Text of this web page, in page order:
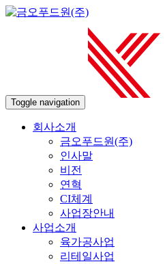
Toggle navigation
회사소개
금오푸드원(주)
인사말
비전
연혁
CI체계
사업장안내
사업소개
육가공사업
리테일사업